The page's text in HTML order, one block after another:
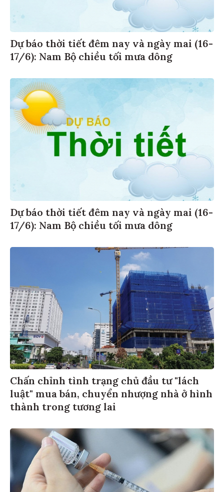
Dự báo thời tiết đêm nay và ngày mai (16-
17/6): Nam Bộ chiều tối mưa dông
Dự báo thời tiết đêm nay và ngày mai (16-
17/6): Nam Bộ chiều tối mưa dông
Chấn chỉnh tình trạng chủ đầu tư "lách
luật" mua bán, chuyển nhượng nhà ở hình
thành trong tương lai